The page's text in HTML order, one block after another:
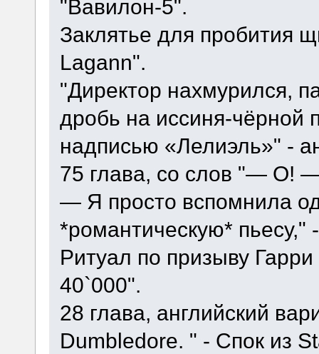
"Вавилон-5".
Заклятье для пробития
Lagann".
"Директор нахмурился,
дробь на иссиня-чёрной
надписью «Лелиэль»" -
75 глава, со слов "— О! —
— Я просто вспомнила
*романтическую* пьесу,"
Ритуал по призыву
40`000".
28 глава, английский
Dumbledore. " - Спок из